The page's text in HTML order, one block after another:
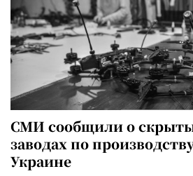
СМИ сообщили о
заводах по
Украине